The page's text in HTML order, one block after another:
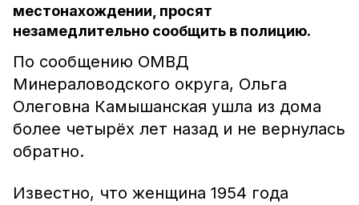
местонахождении, просят
незамедлительно сообщить в полицию.
По сообщению ОМВД
Минераловодского округа, Ольга
Олеговна Камышанская ушла из дома
более четырёх лет назад и не вернулась
обратно.
Известно, что женщина 1954 года